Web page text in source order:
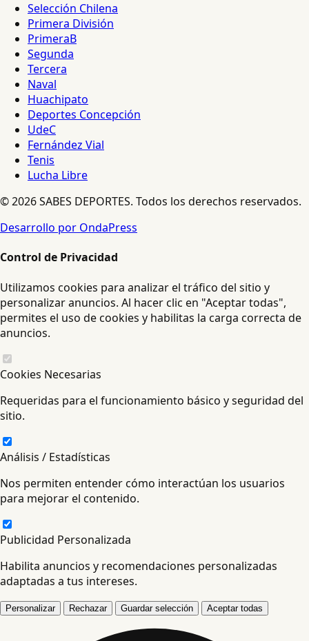
Selección Chilena
Primera División
PrimeraB
Segunda
Tercera
Naval
Huachipato
Deportes Concepción
UdeC
Fernández Vial
Tenis
Lucha Libre
© 2026 SABES DEPORTES. Todos los derechos reservados.
Desarrollo por OndaPress
Control de Privacidad
Utilizamos cookies para analizar el tráfico del sitio y
personalizar anuncios. Al hacer clic en "Aceptar todas",
permites el uso de cookies y habilitas la carga correcta de
anuncios.
Cookies Necesarias
Requeridas para el funcionamiento básico y seguridad del
sitio.
Análisis / Estadísticas
Nos permiten entender cómo interactúan los usuarios
para mejorar el contenido.
Publicidad Personalizada
Habilita anuncios y recomendaciones personalizadas
adaptadas a tus intereses.
Personalizar Rechazar Guardar selección Aceptar todas